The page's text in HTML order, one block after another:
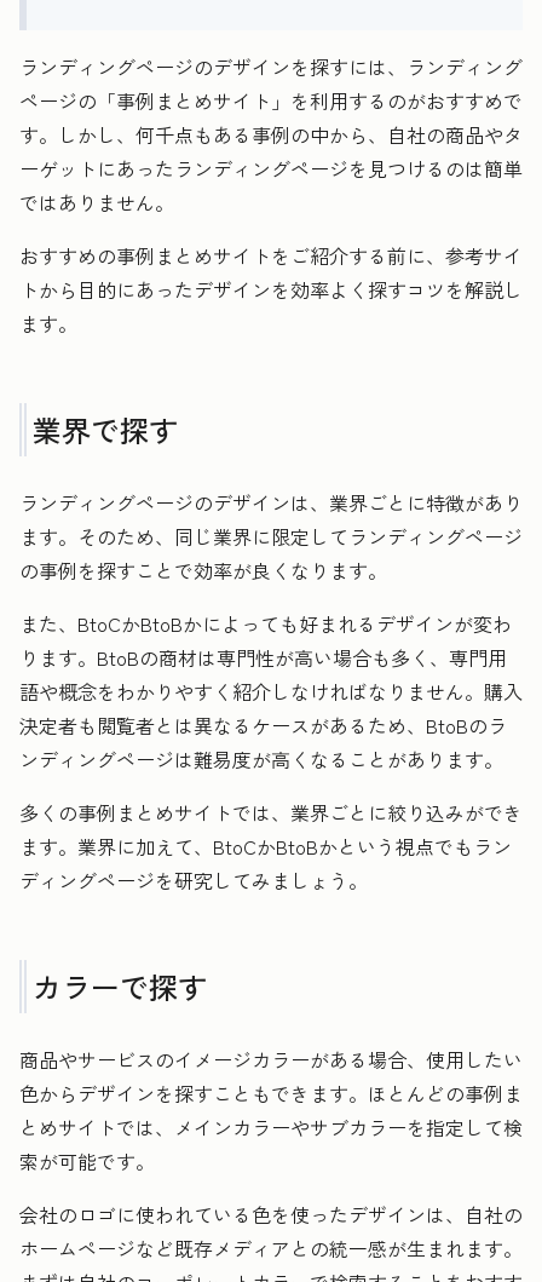
ランディングページのデザインを探すには、ランディング
ページの「事例まとめサイト」を利用するのがおすすめで
す。しかし、何千点もある事例の中から、自社の商品やタ
ーゲットにあったランディングページを見つけるのは簡単
ではありません。
おすすめの事例まとめサイトをご紹介する前に、参考サイ
トから目的にあったデザインを効率よく探すコツを解説し
ます。
業界で探す
ランディングページのデザインは、業界ごとに特徴があり
ます。そのため、同じ業界に限定してランディングページ
の事例を探すことで効率が良くなります。
また、BtoCかBtoBかによっても好まれるデザインが変わ
ります。BtoBの商材は専門性が高い場合も多く、専門用
語や概念をわかりやすく紹介しなければなりません。購入
決定者も閲覧者とは異なるケースがあるため、BtoBのラ
ンディングページは難易度が高くなることがあります。
多くの事例まとめサイトでは、業界ごとに絞り込みができ
ます。業界に加えて、BtoCかBtoBかという視点でもラン
ディングページを研究してみましょう。
カラーで探す
商品やサービスのイメージカラーがある場合、使用したい
色からデザインを探すこともできます。ほとんどの事例ま
とめサイトでは、メインカラーやサブカラーを指定して検
索が可能です。
会社のロゴに使われている色を使ったデザインは、自社の
ホームページなど既存メディアとの統一感が生まれます。